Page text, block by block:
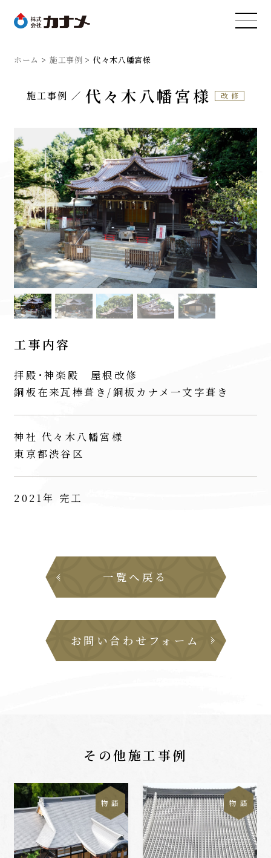
ホーム 施工事例 代々木八幡宮様
施工事例 代々木八幡宮様 改修
工事内容
拝殿･神楽殿 屋根改修
銅板在来瓦棒葺き/銅板カナメ一文字葺き
神社 代々木八幡宮様
東京都渋谷区
2021年 完工
一覧へ戻る
お問い合わせフォーム
その他施工事例
物 語 物 語